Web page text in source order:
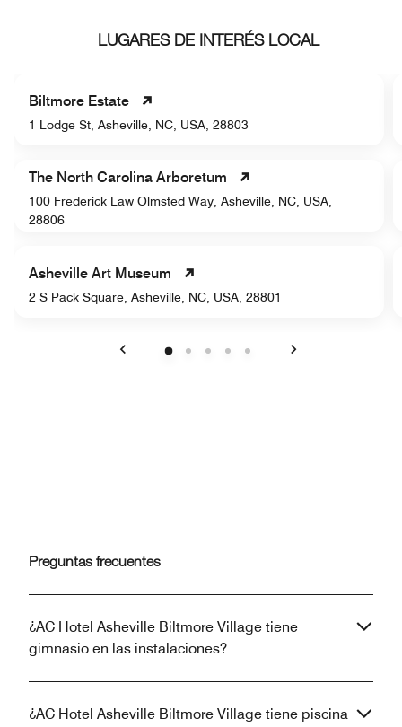
LUGARES DE INTERÉS LOCAL
Biltmore Estate
1 Lodge St, Asheville, NC, USA, 28803
The North Carolina Arboretum
100 Frederick Law Olmsted Way, Asheville, NC, USA,
28806
Asheville Art Museum
2 S Pack Square, Asheville, NC, USA, 28801
Preguntas frecuentes
¿AC Hotel Asheville Biltmore Village tiene
gimnasio en las instalaciones?
¿AC Hotel Asheville Biltmore Village tiene piscina